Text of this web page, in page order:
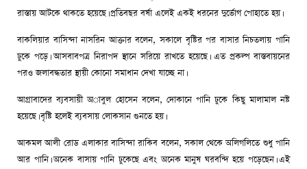
রাস্তায় আটকে থাকতে হয়েছে। প্রতিবছর বর্ষা এলেই একই ধরনের দুর্ভোগ পোহাতে হয়।
বাকলিয়ার বাসিন্দা নাসরিন আক্তার বলেন, সকালে বৃষ্টির পর বাসার নিচতলায় পানি
ঢুকে পড়ে। আসবাবপত্র নিরাপদ স্থানে সরিয়ে রাখতে হয়েছে। এত প্রকল্প বাস্তবায়নের
পরও জলাবদ্ধতার স্থায়ী কোনো সমাধান দেখা যাচ্ছে না।
আগ্রাবাদের ব্যবসায়ী অাবুল হোসেন বলেন, দোকানে পানি ঢুকে কিছু মালামাল নষ্ট
হয়েছে। বৃষ্টি হলেই ব্যবসায় লোকসান গুনতে হয়।
আকমল আলী রোড এলাকার বাসিন্দা রাকিব বলেন, সকাল থেকে অলিগলিতে শুধু পানি
আর পানি। অনেক বাসায় পানি ঢুকেছে এবং অনেক মানুষ ঘরবন্দি হয়ে পড়েছেন। এই